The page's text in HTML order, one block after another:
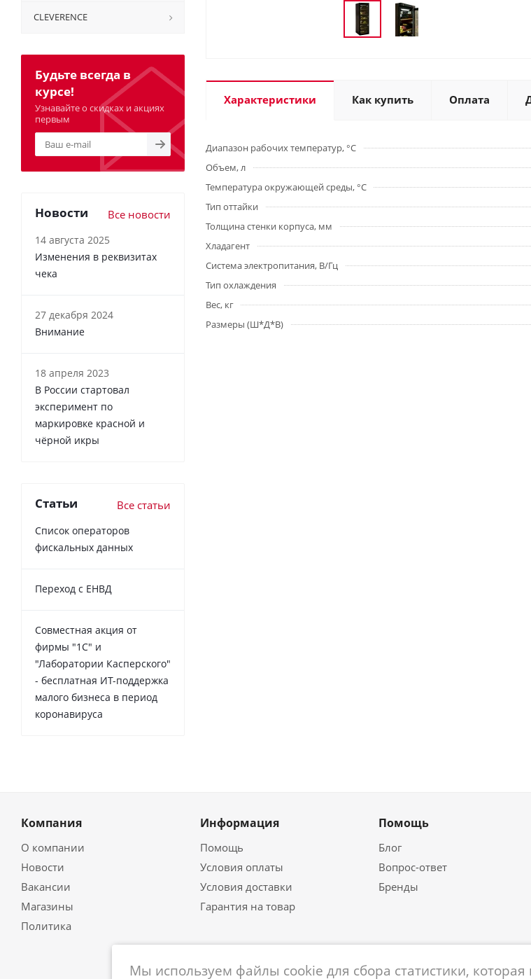
Характеристики Как купить Оплата
Диапазон рабочих температур, °С
Объем, л
Температура окружающей среды, °С
Тип оттайки
Толщина стенки корпуса, мм
Хладагент
Система электропитания, В/Гц
Тип охлаждения
Вес, кг
Размеры (Ш*Д*В)
CLEVERENCE
Будьте всегда в
курсе!
Узнавайте о скидках и акциях
первым
Новости Все новости
14 августа 2025
Изменения в реквизитах
чека
27 декабря 2024
Внимание
18 апреля 2023
В России cтартовал
эксперимент по
маркировке красной и
чёрной икры
Статьи Все статьи
Список операторов
фискальных данных
Переход с ЕНВД
Совместная акция от
фирмы "1С" и
"Лаборатории Касперского"
- бесплатная ИТ-поддержка
малого бизнеса в период
коронавируса
Компания
О компании
Новости
Вакансии
Магазины
Политика
Информация
Помощь
Условия оплаты
Условия доставки
Гарантия на товар
Помощь
Блог
Вопрос-ответ
Бренды
Мы используем файлы cookie для сбора статистики,